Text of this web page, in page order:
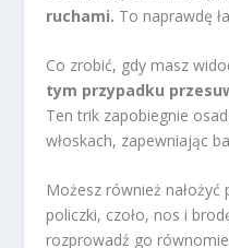
ruchami. To naprawdę
Co zrobić, gdy masz
tym przypadku
Ten trik zapobiegnie
włoskach, zapewniając
Możesz również nałożyć
policzki, czoło, nos i
rozprowadź go